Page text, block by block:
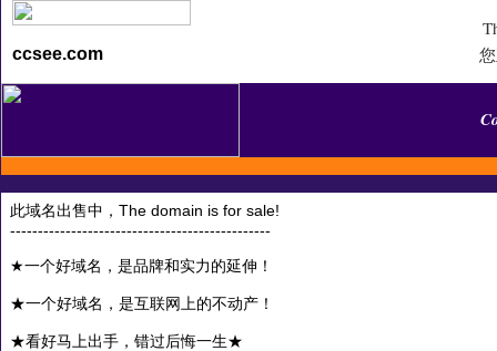
ccsee.com
此域名出售中，The domain is for sale!
-----------------------------------------------
★一个好域名，是品牌和实力的延伸！
★一个好域名，是互联网上的不动产！
★看好马上出手，错过后悔一生★